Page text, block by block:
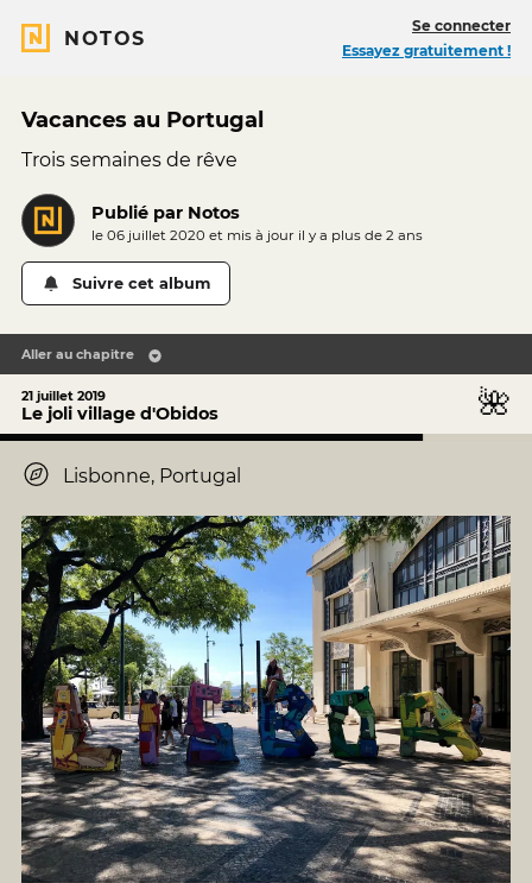
NOTOS
Se connecter
Essayez gratuitement !
Vacances au Portugal
Trois semaines de rêve
Publié par Notos
le 06 juillet 2020 et mis à jour il y a plus de 2 ans
Suivre cet album
Aller au chapitre
21 juillet 2019
Le joli village d'Obidos 🌺
Lisbonne, Portugal